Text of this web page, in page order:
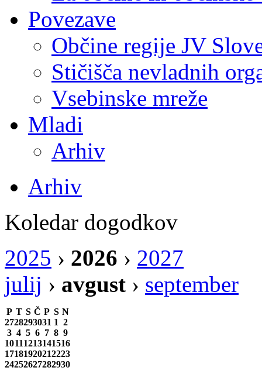
Povezave
Občine regije JV
Stičišča nevladnih
Vsebinske mreže
Mladi
Arhiv
Arhiv
Koledar dogodkov
2025 › 2026 › 2027
julij › avgust › september
P T S Č P S N
2728293031 1 2
3 4 5 6 7 8 9
10111213141516
17181920212223
24252627282930